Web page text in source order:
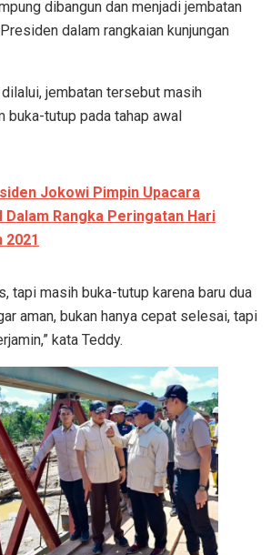
dibangun dan menjadi jembatan
dalam rangkaian kunjungan
jembatan tersebut masih
buka-tutup pada tahap awal
Jokowi Pimpin Upacara
Dalam Rangka Peringatan Hari
2021
tapi masih buka-tutup karena baru dua
aman, bukan hanya cepat selesai, tapi
kata Teddy.